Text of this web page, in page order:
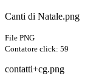
Canti di Natale.png
File PNG
Contatore click: 59
contatti+cg.png